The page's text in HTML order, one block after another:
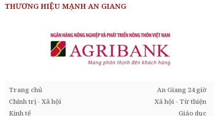
THƯƠNG HIỆU MẠNH AN GIANG
Trang chủ
An Giang 24 giờ
Chính trị - Xã hội
Xã hội - Từ thiện
Kinh tế
Giáo dục